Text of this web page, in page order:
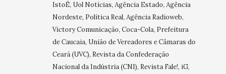
IstoÉ, Uol Notícias, Agência Estado, Agência
Nordeste, Política Real, Agência Radioweb,
Victory Comunicação, Coca-Cola, Prefeitura
de Caucaia, União de Vereadores e Câmaras do
Ceará (UVC), Revista da Confederação
Nacional da Indústria (CNI), Revista Fale!, iG,